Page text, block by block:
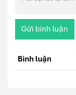
Gửi bình luận
Bình luận